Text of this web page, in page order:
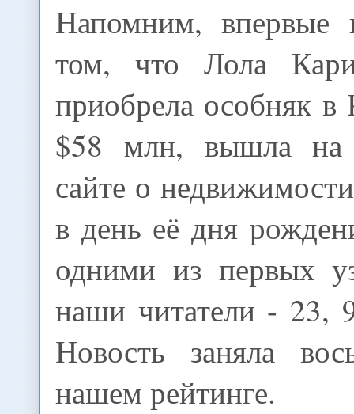
Напомним, впервые
том, что Лола
приобрела особняк
$58 млн, вышла на
сайте о
в день её дня
одними из первых
наши читатели - 23,
Новость заняла
нашем рейтинге.